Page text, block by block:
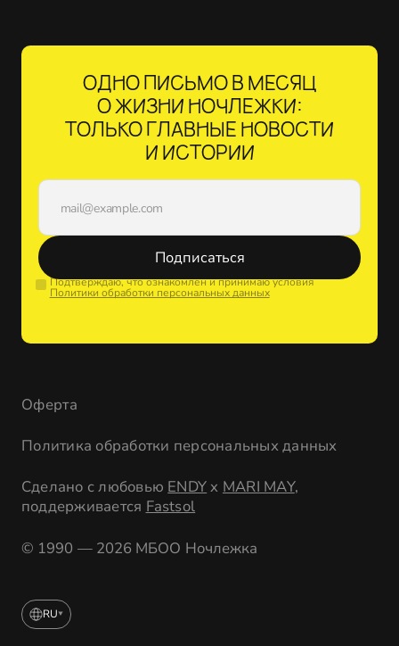
ОДНО ПИСЬМО В МЕСЯЦ
О ЖИЗНИ НОЧЛЕЖКИ:
ТОЛЬКО ГЛАВНЫЕ НОВОСТИ
И ИСТОРИИ
Подписаться
Подтверждаю, что ознакомлен и принимаю условия
Политики обработки персональных данных
© 1990 — 2026 МБОО Ночлежка
Оферта
Политика обработки персональных данных
Сделано с любовью ENDYx MARI MAY,
поддерживается Fastsol
RU